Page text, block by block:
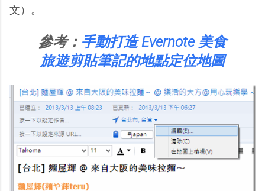
文）。
參考： 手動打造 Evernote 美食
旅遊剪貼筆記的地點定位地圖